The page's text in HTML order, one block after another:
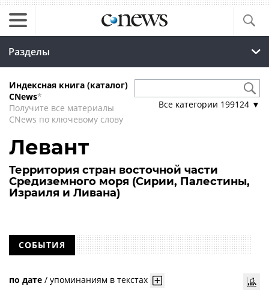
Разделы
Индексная книга (каталог)
CNews*
Получите все материалы
CNews по ключевому слову
Все категории 199124 ▼
Левант
Территория стран восточной части
Средиземного моря (Сирии, Палестины,
Израиля и Ливана)
СОБЫТИЯ
по дате / упоминаниям в текстах